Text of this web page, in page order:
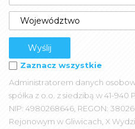
Zaznacz wszystkie
Administratorem danych
spółka z o.o. z siedzibą w 41-940
NIP: 4980268646, REGON:
Rejonowym w Gliwicach, X